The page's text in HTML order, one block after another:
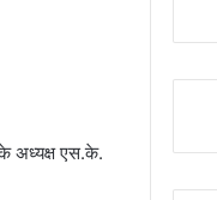
के अध्यक्ष एस.के.